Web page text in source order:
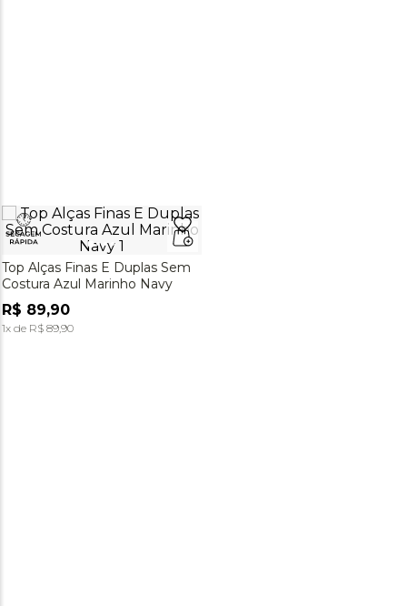
Top Alças Finas E Duplas Sem
Costura Azul Marinho Navy
R$ 89,90
1x de R$ 89,90